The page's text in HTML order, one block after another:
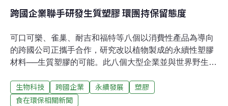
跨國企業聯手研發生質塑膠 環團持保留態度
可口可樂、雀巢、耐吉和福特等八個以消費性產品為導向
的跨國公司正攜手合作，研究改以植物製成的永續性塑膠
材料──生質塑膠的可能。此八個大型企業並與世界野生動
盟」（Bioplastic Feedstock Alliance，BFA）。BFA的代
表認為，WWF將為生質塑膠和生質燃料帶來科學觀點。
生物科技 跨國企業 永續發展
塑膠
食在環保相關新聞